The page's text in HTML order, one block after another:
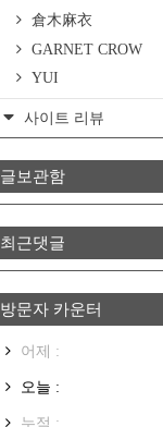
倉木麻衣
GARNET CROW
YUI
사이트 리뷰
글보관함
최근댓글
방문자 카운터
어제 :
오늘 :
누적 :